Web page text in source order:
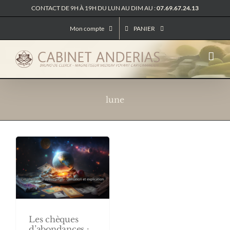
au
CONTACT DE 9H À 19H DU LUN AU DIM AU :07.69.67.24.13
Mon compte PANIER
lune
Les chèques